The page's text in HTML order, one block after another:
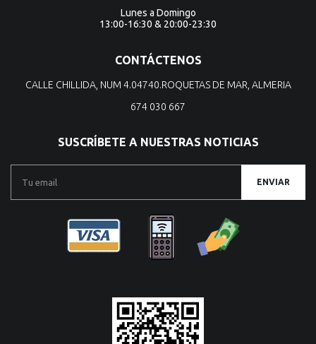
Lunes a Domingo
13:00-16:30 & 20:00-23:30
CONTÁCTENOS
CALLE CHILLIDA, NUM 4.04740.ROQUETAS DE MAR, ALMERIA
674 030 667
SUSCRÍBETE A NUESTRAS NOTICIAS
ENVIAR